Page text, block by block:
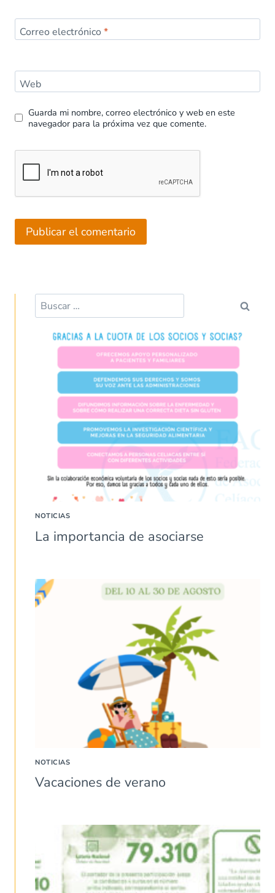
Correo electrónico *
Web
Guarda mi nombre, correo electrónico y web en este
navegador para la próxima vez que comente.
NOTICIAS
La importancia de asociarse
NOTICIAS
Vacaciones de verano